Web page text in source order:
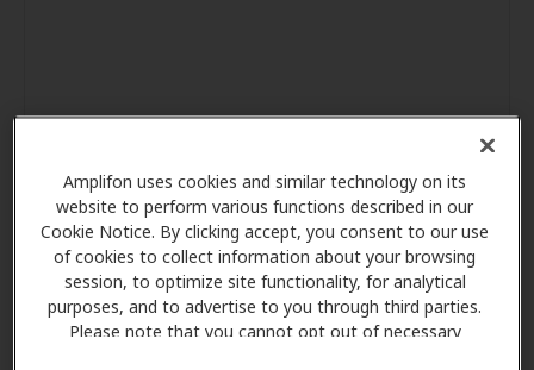
Amplifon uses cookies and similar technology on its
website to perform various functions described in our
Cookie Notice. By clicking accept, you consent to our use
of cookies to collect information about your browsing
session, to optimize site functionality, for analytical
purposes, and to advertise to you through third parties.
Please note that you cannot opt out of necessary